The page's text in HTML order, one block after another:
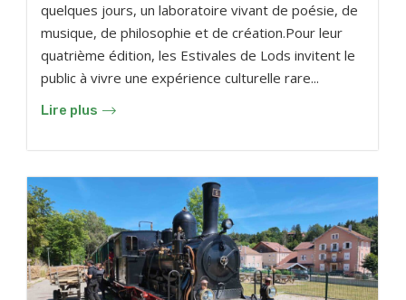
quelques jours, un laboratoire vivant de poésie, de
musique, de philosophie et de création.Pour leur
quatrième édition, les Estivales de Lods invitent le
public à vivre une expérience culturelle rare...
Lire plus